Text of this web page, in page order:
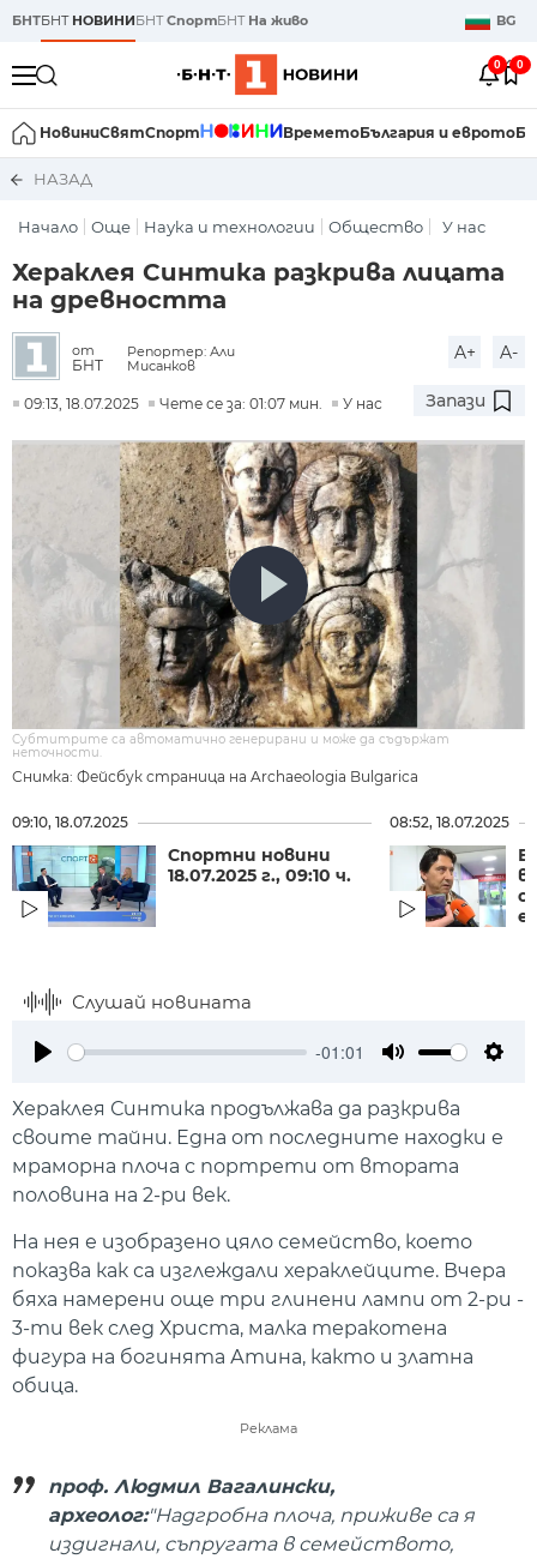
БНТБНТ НОВИНИБНТСпортБНТ На живо BG
0 0
НовиниСвятСпорт ВреметоБългария и еврото
НАЗАД
Начало Още Наука и технологии Общество У нас
Хераклея Синтика разкрива лицата
на древността
от
БНТ
Репортер: Али
Мисанков
A+ A-
09:13, 18.07.2025 Чете се за: 01:07 мин. У нас Запази
Снимка: Фейсбук страница на Archaeologia Bulgarica
Субтитрите са автоматично генерирани и може да съдържат
неточности.
09:10, 18.07.2025
Спортни новини
18.07.2025 г., 09:10 ч.
08:52, 18.07.2025
Слушай новината
-01:01
Хераклея Синтика продължава да разкрива
своите тайни. Една от последните находки е
мраморна плоча с портрети от втората
половина на 2-ри век.
На нея е изобразено цяло семейство, което
показва как са изглеждали хераклейците. Вчера
бяха намерени още три глинени лампи от 2-ри -
3-ти век след Христа, малка теракотена
фигура на богинята Атина, както и златна
обица.
Реклама
проф. Людмил Вагалински,
археолог:"Надгробна плоча, приживе са я
издигнали, съпругата в семейството,